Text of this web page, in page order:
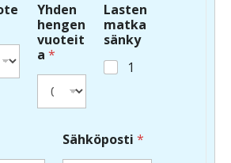
Yhden
hengen
vuoteit
a*
Lasten
matka
sänky
1
Sähköposti *